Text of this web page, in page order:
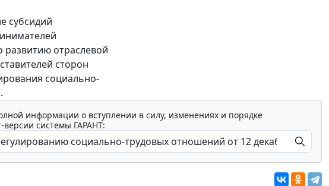
субсидий
развитию отраслевой
сторон
социально-
информации о вступлении в силу, изменениях и порядке
версии системы ГАРАНТ: